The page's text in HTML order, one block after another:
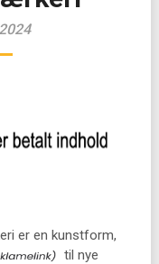
er en kunstform,
til nye